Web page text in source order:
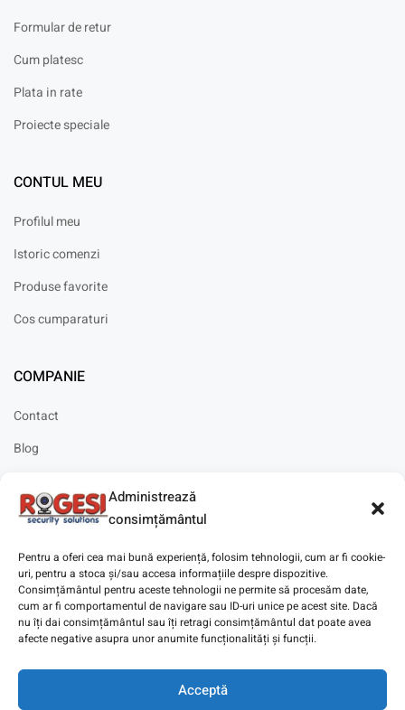
Administrează
consimțământul
Pentru a oferi cea mai bună experiență, folosim tehnologii, cum ar fi cookie-
uri, pentru a stoca și/sau accesa informațiile despre dispozitive.
Consimțământul pentru aceste tehnologii ne permite să procesăm date,
cum ar fi comportamentul de navigare sau ID-uri unice pe acest site. Dacă
nu îți dai consimțământul sau îți retragi consimțământul dat poate avea
afecte negative asupra unor anumite funcționalități și funcții.
Acceptă
Formular de retur
Cum platesc
Plata in rate
Proiecte speciale
CONTUL MEU
Profilul meu
Istoric comenzi
Produse favorite
Cos cumparaturi
COMPANIE
Contact
Blog
Solicitare instalare
Copyright © 2025Digitaz.